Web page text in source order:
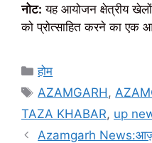
नोट: यह आयोजन क्षेत्रीय
को प्रोत्साहित करने का एक
Categories
होम
Tags
AZAMGARH,
TAZA KHABAR, up
Azamgarh